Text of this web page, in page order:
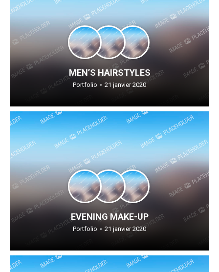
MEN’S HAIRSTYLES
Portfolio 21 janvier 2020
EVENING MAKE-UP
Portfolio 21 janvier 2020